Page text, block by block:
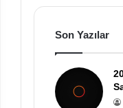
Son Yazılar